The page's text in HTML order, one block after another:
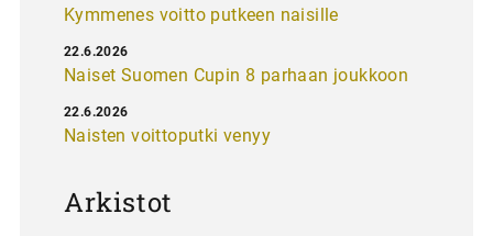
Kymmenes voitto putkeen naisille
Naiset Suomen Cupin 8 parhaan joukkoon
22.6.2026
Naisten voittoputki venyy
22.6.2026
Arkistot